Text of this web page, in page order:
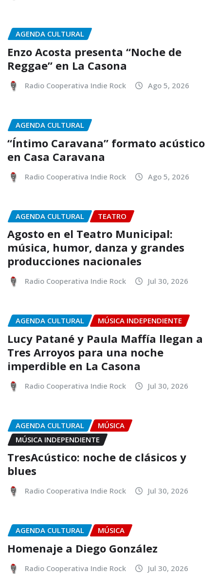
AGENDA CULTURAL
Enzo Acosta presenta “Noche de
Reggae” en La Casona
Radio Cooperativa Indie Rock Ago 5, 2026
AGENDA CULTURAL
“Íntimo Caravana” formato acústico
en Casa Caravana
Radio Cooperativa Indie Rock Ago 5, 2026
AGENDA CULTURAL TEATRO
Agosto en el Teatro Municipal:
música, humor, danza y grandes
producciones nacionales
Radio Cooperativa Indie Rock Jul 30, 2026
AGENDA CULTURAL MÚSICA INDEPENDIENTE
Lucy Patané y Paula Maffía llegan a
Tres Arroyos para una noche
imperdible en La Casona
Radio Cooperativa Indie Rock Jul 30, 2026
AGENDA CULTURAL
MÚSICA
MÚSICA INDEPENDIENTE
TresAcústico: noche de clásicos y
blues
Radio Cooperativa Indie Rock Jul 30, 2026
AGENDA CULTURAL MÚSICA
Homenaje a Diego González
Radio Cooperativa Indie Rock Jul 30, 2026